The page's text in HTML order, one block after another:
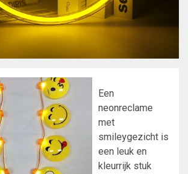
Een
neonreclame
met
smileygezicht is
een leuk en
kleurrijk stuk